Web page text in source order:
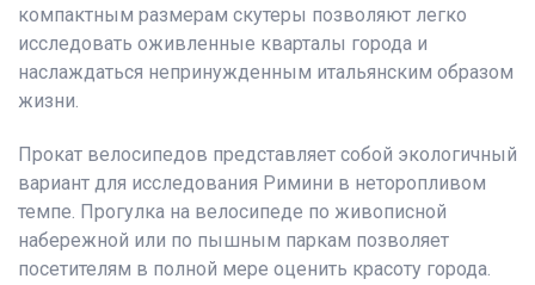
компактным размерам скутеры позволяют легко
исследовать оживленные кварталы города и
наслаждаться непринужденным итальянским образом
жизни.
Прокат велосипедов представляет собой экологичный
вариант для исследования Римини в неторопливом
темпе. Прогулка на велосипеде по живописной
набережной или по пышным паркам позволяет
посетителям в полной мере оценить красоту города.